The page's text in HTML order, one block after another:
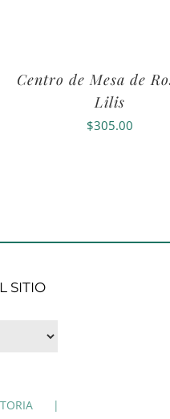
Centro de Mesa de
Lilis
$305.00
SITIO